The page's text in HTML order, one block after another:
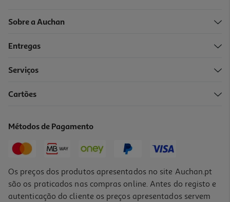
Sobre a Auchan
Entregas
Serviços
Cartões
Métodos de Pagamento
Os preços dos produtos apresentados no site Auchan.pt
são os praticados nas compras online. Antes do registo e
autenticação do cliente os preços apresentados servem